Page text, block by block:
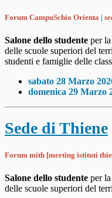
Forum CampuSchio Orienta |
Salone dello studente per
delle scuole superiori del
studenti e famiglie delle
sabato 28 Marzo
domenica 29 Marzo
Sede di Thiene
Forum mith [meeting istituti
Salone dello studente per
delle scuole superiori del